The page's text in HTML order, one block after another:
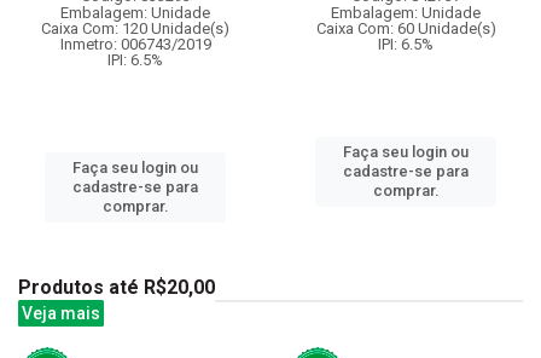
Embalagem: Unidade
Caixa Com: 120 Unidade(s)
Inmetro: 006743/2019
IPI: 6.5%
Faça seu login ou
cadastre-se para
comprar.
Embalagem: Unidade
Caixa Com: 60 Unidade(s)
IPI: 6.5%
Faça seu login ou
cadastre-se para
comprar.
Produtos até R$20,00
Veja mais